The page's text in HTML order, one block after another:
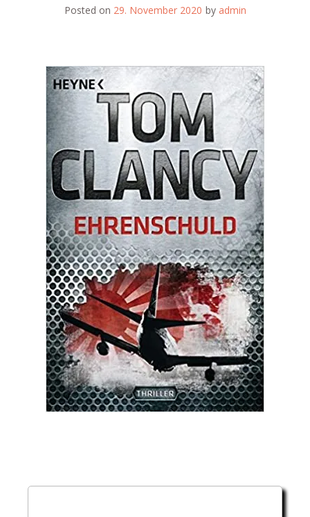
Posted on 29. November 2020 by admin